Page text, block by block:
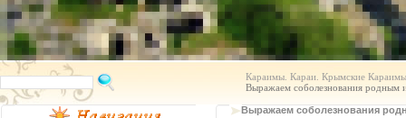
Караимы. Караи. Крымские
Выражаем соболезнования родным
Выражаем соболезнования